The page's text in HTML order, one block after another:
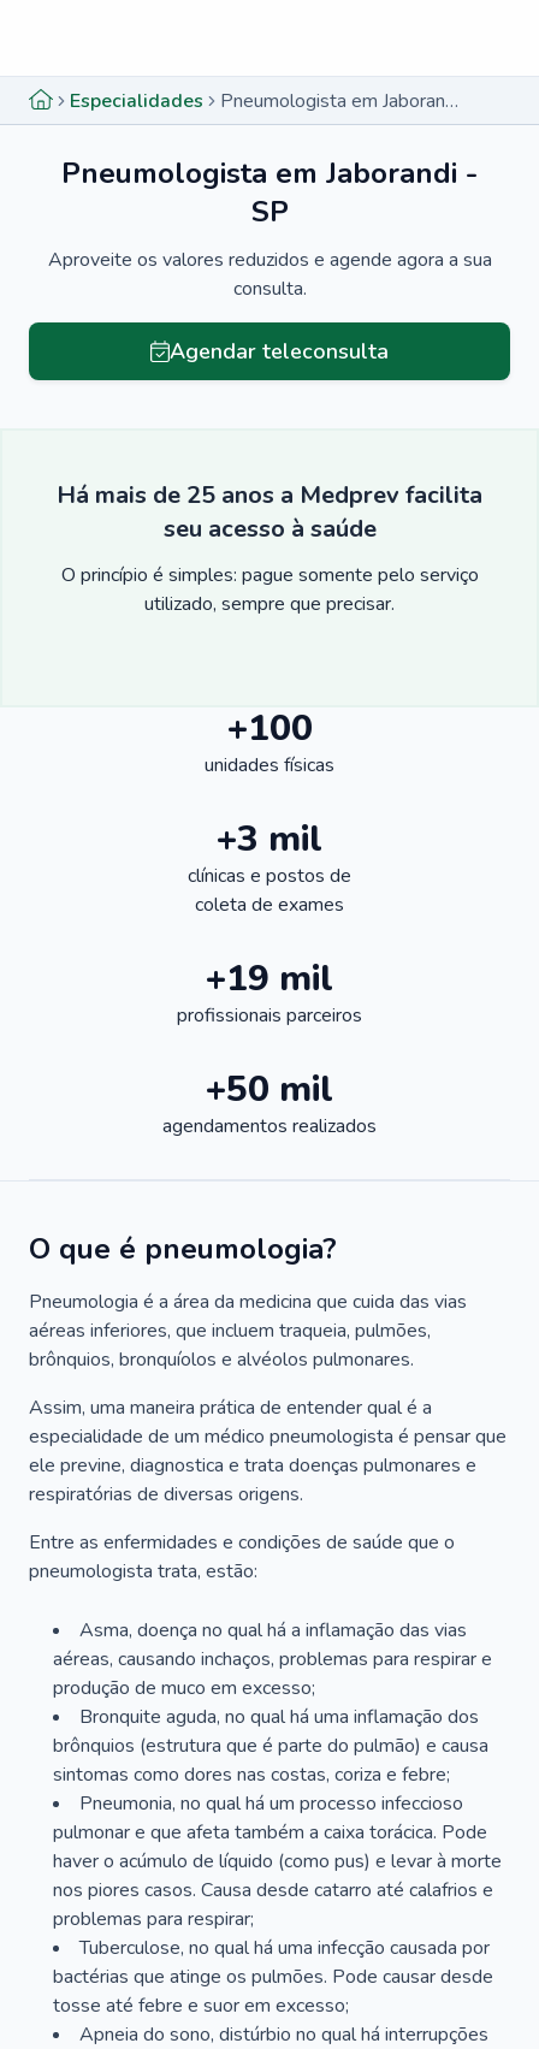
Especialidades Pneumologista em Jaborandi - SP
Pneumologista em Jaborandi -
SP
Aproveite os valores reduzidos e agende agora a sua
consulta.
Agendar teleconsulta
Há mais de 25 anos a Medprev facilita
seu acesso à saúde
O princípio é simples: pague somente pelo serviço
utilizado, sempre que precisar.
+100
unidades físicas
+3 mil
clínicas e postos de
coleta de exames
+19 mil
profissionais parceiros
+50 mil
agendamentos realizados
O que é pneumologia?
Pneumologia é a área da medicina que cuida das vias
aéreas inferiores, que incluem traqueia, pulmões,
brônquios, bronquíolos e alvéolos pulmonares.
Assim, uma maneira prática de entender qual é a
especialidade de um médico pneumologista é pensar que
ele previne, diagnostica e trata doenças pulmonares e
respiratórias de diversas origens.
Entre as enfermidades e condições de saúde que o
pneumologista trata, estão:
Asma, doença no qual há a inflamação das vias
aéreas, causando inchaços, problemas para respirar e
produção de muco em excesso;
Bronquite aguda, no qual há uma inflamação dos
brônquios (estrutura que é parte do pulmão) e causa
sintomas como dores nas costas, coriza e febre;
Pneumonia, no qual há um processo infeccioso
pulmonar e que afeta também a caixa torácica. Pode
haver o acúmulo de líquido (como pus) e levar à morte
nos piores casos. Causa desde catarro até calafrios e
problemas para respirar;
Tuberculose, no qual há uma infecção causada por
bactérias que atinge os pulmões. Pode causar desde
tosse até febre e suor em excesso;
Apneia do sono, distúrbio no qual há interrupções